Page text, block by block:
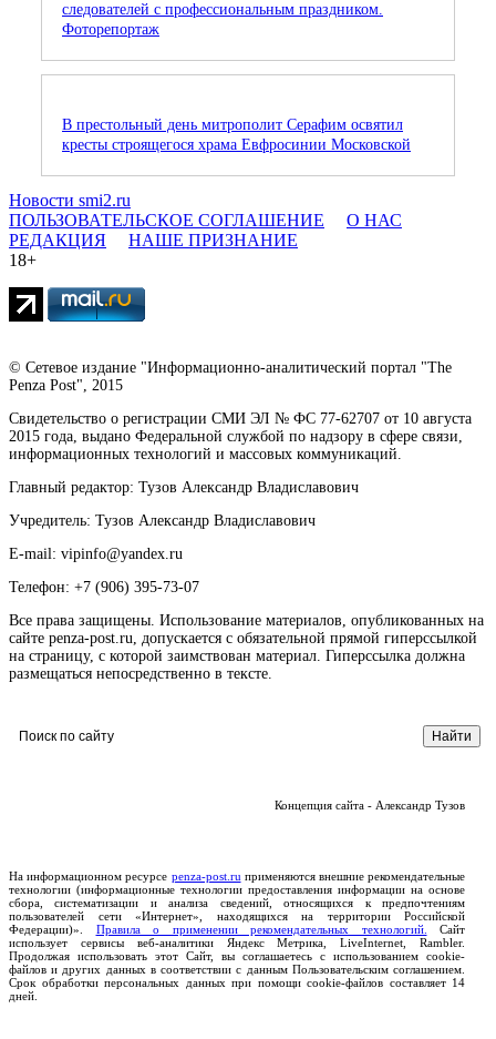
следователей с профессиональным праздником.
Фоторепортаж
В престольный день митрополит Серафим освятил
кресты строящегося храма Евфросинии Московской
Новости smi2.ru
ПОЛЬЗОВАТЕЛЬСКОЕ СОГЛАШЕНИЕ
О НАС
РЕДАКЦИЯ
НАШЕ ПРИЗНАНИЕ
18+
© Сетевое издание "Информационно-аналитический портал "The
Penza Post", 2015
Свидетельство о регистрации СМИ ЭЛ № ФС 77-62707 от 10 августа
2015 года, выдано Федеральной службой по надзору в сфере связи,
информационных технологий и массовых коммуникаций.
Главный редактор: Тузов Александр Владиславович
Учредитель: Тузов Александр Владиславович
E-mail: vipinfo@yandex.ru
Телефон: +7 (906) 395-73-07
Все права защищены. Использование материалов, опубликованных на
сайте penza-post.ru, допускается с обязательной прямой гиперссылкой
на страницу, с которой заимствован материал. Гиперссылка должна
размещаться непосредственно в тексте.
Концепция сайта - Александр Тузов
На информационном ресурсе penza-post.ru применяются внешние рекомендательные
технологии (информационные технологии предоставления информации на основе
сбора, систематизации и анализа сведений, относящихся к предпочтениям
пользователей сети «Интернет», находящихся на территории Российской
Федерации)». Правила о применении рекомендательных технологий.
Сайт
использует сервисы веб-аналитики Яндекс Метрика, LiveInternet, Rambler.
Продолжая использовать этот Сайт, вы соглашаетесь с использованием cookie-
файлов и других данных в соответствии с данным Пользовательским соглашением.
Срок обработки персональных данных при помощи cookie-файлов составляет 14
дней.